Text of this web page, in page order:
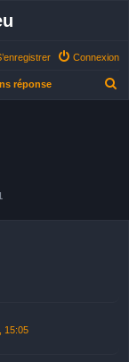
Connexion
réponse
15:05